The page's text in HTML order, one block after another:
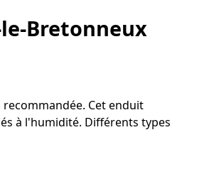
Bretonneux
Cet enduit
à l'humidité. Différents types